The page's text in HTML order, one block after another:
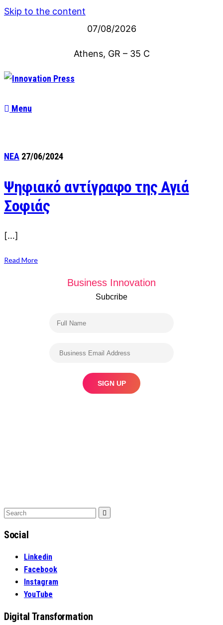
Skip to the content
07/08/2026
Athens, GR – 35 C
Menu
ΝΕΑ 27/06/2024
Ψηφιακό αντίγραφο της Αγιά
Σοφιάς
[…]
Read More
Business Innovation
Subcribe
Search
Social
Linkedin
Facebook
Instagram
YouTube
Digital Transformation